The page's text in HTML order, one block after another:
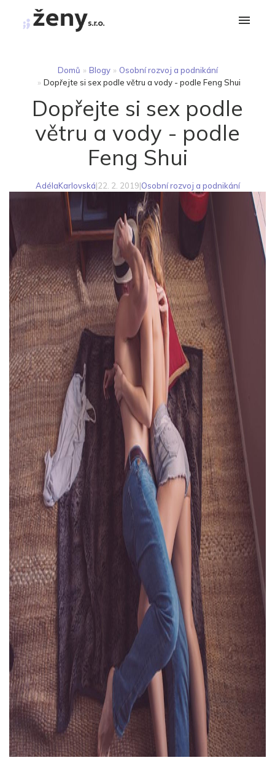
Domů » Blogy » Osobní rozvoj a podnikání
» Dopřejte si sex podle větru a vody - podle Feng Shui
Dopřejte si sex podle
větru a vody - podle
Feng Shui
AdélaKarlovská|22. 2. 2019|Osobní rozvoj a podnikání